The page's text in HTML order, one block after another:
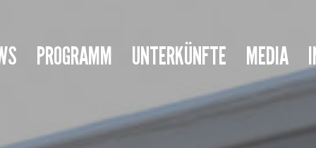
PROGRAMM UNTERKÜNFTE MEDIA